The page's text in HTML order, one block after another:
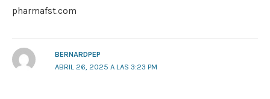
pharmafst.com
BERNARDPEP
ABRIL 26, 2025 A LAS 3:23 PM